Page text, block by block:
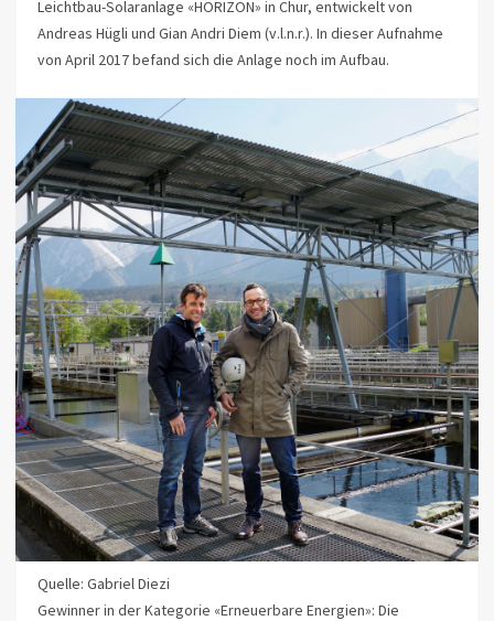
Leichtbau-Solaranlage «HORIZON» in Chur, entwickelt von
Andreas Hügli und Gian Andri Diem (v.l.n.r.). In dieser Aufnahme
von April 2017 befand sich die Anlage noch im Aufbau.
Quelle: Gabriel Diezi
Gewinner in der Kategorie «Erneuerbare Energien»: Die